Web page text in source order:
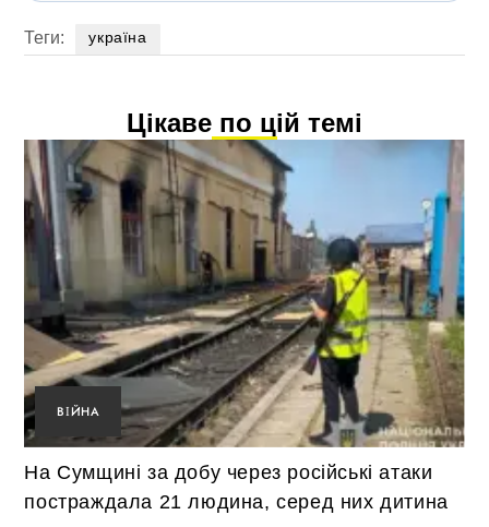
Теги: україна
Цікаве по цій темі
ВІЙНА
На Сумщині за добу через російські атаки
постраждала 21 людина, серед них дитина